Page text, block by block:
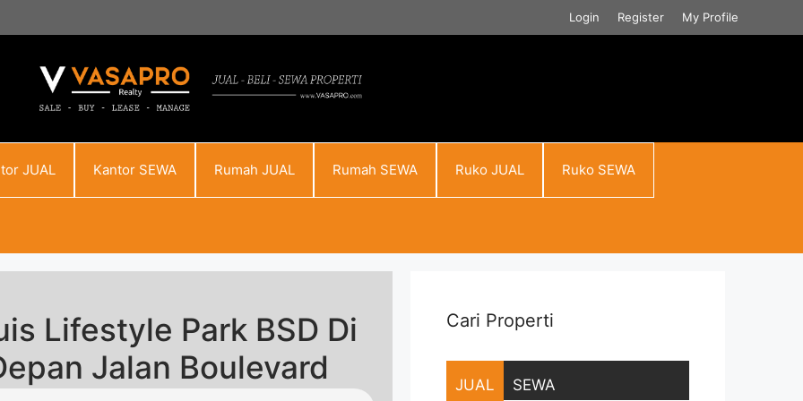
Login Register My Profile
JUAL Kantor SEWA Rumah JUAL Rumah SEWA Ruko JUAL Ruko SEWA
Lifestyle Park BSD Di
Jalan Boulevard
Cari Properti
JUAL SEWA